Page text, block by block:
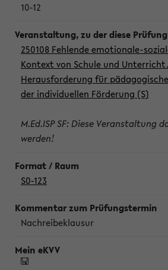
10-12
250108 Fehlende emotionale-
Kontext von Schule und
Herausforderung für
der individuellen Förderung (S)
M.Ed.ISP SF: Diese Veranstaltung
werden!
S0-123
Nachreibeklausur